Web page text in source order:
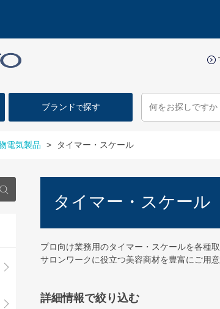
ブランドで探す
電気製品 > タイマー・スケール
タイマー・スケール
プロ向け業務用のタイマー・スケールを各種取
サロンワークに役立つ美容商材を豊富にご用意
詳細情報で絞り込む